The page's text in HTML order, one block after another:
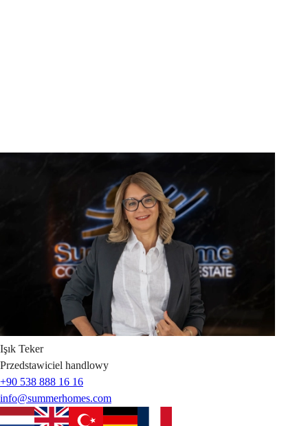
Işık Teker
Przedstawiciel handlowy
+90 538 888 16 16
info@summerhomes.com